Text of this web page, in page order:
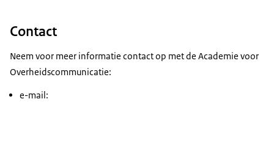
Contact
Neem voor meer informatie contact op met de Academie voor
Overheidscommunicatie:
e-mail: